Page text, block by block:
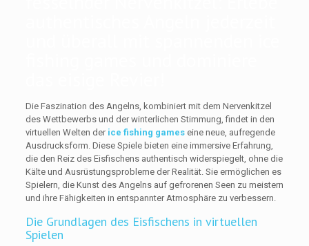
Die Faszination des Angelns, kombiniert mit dem Nervenkitzel
des Wettbewerbs und der winterlichen Stimmung, findet in den
virtuellen Welten der ice fishing gameseine neue, aufregende
Ausdrucksform. Diese Spiele bieten eine immersive Erfahrung,
die den Reiz des Eisfischens authentisch widerspiegelt, ohne die
Kälte und Ausrüstungsprobleme der Realität. Sie ermöglichen es
Spielern, die Kunst des Angelns auf gefrorenen Seen zu meistern
und ihre Fähigkeiten in entspannter Atmosphäre zu verbessern.
Die Grundlagen des Eisfischens in virtuellen
Spielen